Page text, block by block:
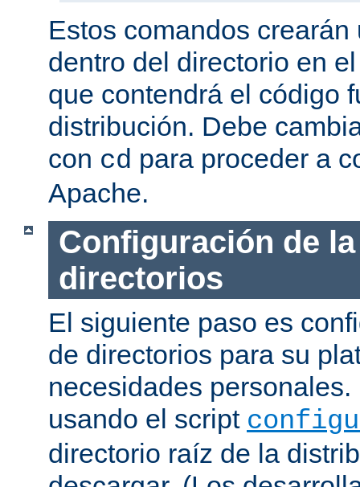
Estos comandos
dentro del directorio en
que contendrá el código
distribución. Debe
con cd para proceder a
Apache.
Configuración de
directorios
El siguiente paso es
de directorios para su
necesidades
usando el script
directorio raíz de la